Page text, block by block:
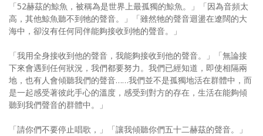
「52赫茲的鯨魚，被稱為是世界上最孤獨的鯨魚。」「因為音頻太
高，其他鯨魚聽不到牠的聲音。」「雖然牠的聲音迴盪在遼闊的大
海中，卻沒有任何同伴能夠接收到牠的聲音。」
「我用全身接收到他的聲音，我能夠接收到他的聲音。」「無論接
下來會遇到任何狀況，我們都要努力。我們已經知道，即使相隔兩
地，也有人會傾聽我們的聲音……我們並不是孤獨地活在群體中，而
是一起感受著彼此手心的溫度，感受到對方的存在，生活在能夠傾
聽到我們聲音的群體中。」
「請你們不要停止唱歌，」「讓我傾聽你們五十二赫茲的聲音。」